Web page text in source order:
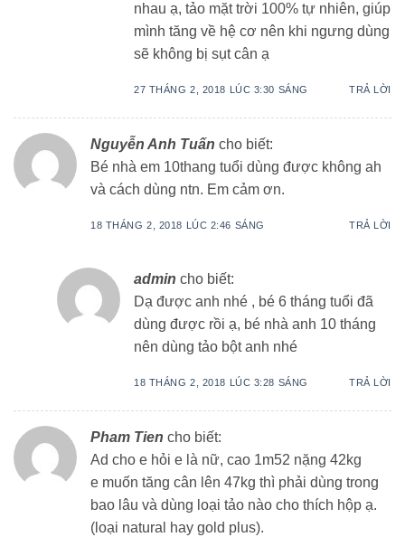
nhau ạ, tảo mặt trời 100% tự nhiên, giúp
mình tăng về hệ cơ nên khi ngưng dùng
sẽ không bị sụt cân ạ
27 THÁNG 2, 2018 LÚC 3:30 SÁNG TRẢ LỜI
Nguyễn Anh Tuấn cho biết:
Bé nhà em 10thang tuổi dùng được không ah
và cách dùng ntn. Em cảm ơn.
18 THÁNG 2, 2018 LÚC 2:46 SÁNG TRẢ LỜI
admin cho biết:
Dạ được anh nhé , bé 6 tháng tuổi đã
dùng được rồi ạ, bé nhà anh 10 tháng
nên dùng tảo bột anh nhé
18 THÁNG 2, 2018 LÚC 3:28 SÁNG TRẢ LỜI
Pham Tien cho biết:
Ad cho e hỏi e là nữ, cao 1m52 nặng 42kg
e muốn tăng cân lên 47kg thì phải dùng trong
bao lâu và dùng loại tảo nào cho thích hộp ạ.
(loại natural hay gold plus).